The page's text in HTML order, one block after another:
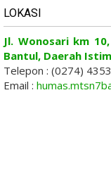
LOKASI
Jl. Wonosari km
Bantul, Daerah
Telepon : (0274)
Email :